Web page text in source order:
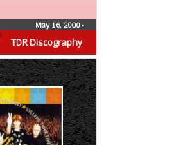
TDR Discography
May 16, 2000•